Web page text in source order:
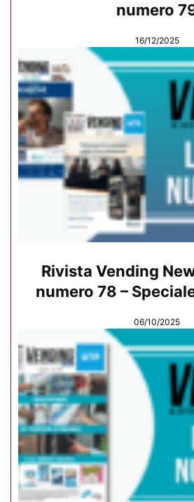
numero
16/12/2025
Rivista Vending
numero 78 –
06/10/2025